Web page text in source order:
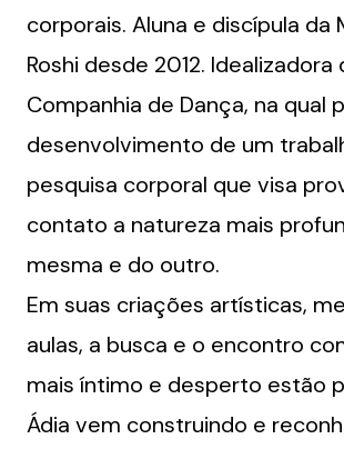
corporais. Aluna e discípula da
Roshi desde 2012. Idealizadora
Companhia de Dança, na qual
desenvolvimento de um
pesquisa corporal que visa
contato a natureza mais
mesma e do outro.
Em suas criações artísticas,
aulas, a busca e o encontro
mais íntimo e desperto estão
Ádia vem construindo e